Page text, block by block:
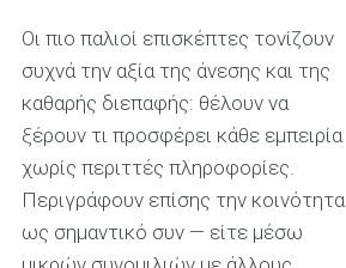
Οι πιο παλιοί επισκέπτες τονίζουν
συχνά την αξία της άνεσης και της
καθαρής διεπαφής: θέλουν να
ξέρουν τι προσφέρει κάθε εμπειρία
χωρίς περιττές πληροφορίες.
Περιγράφουν επίσης την κοινότητα
ως σημαντικό συν — είτε μέσω